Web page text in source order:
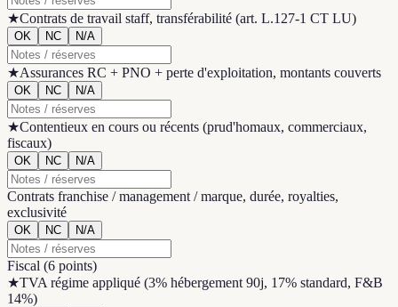
★Contrats de travail staff, transférabilité (art. L.127-1 CT LU)
OK NC N/A
★Assurances RC + PNO + perte d'exploitation, montants couverts
OK NC N/A
★Contentieux en cours ou récents (prud'homaux, commerciaux,
fiscaux)
OK NC N/A
Contrats franchise / management / marque, durée, royalties,
exclusivité
OK NC N/A
Fiscal (6 points)
★TVA régime appliqué (3% hébergement 90j, 17% standard, F&B
14%)